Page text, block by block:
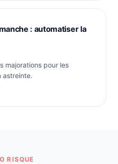
: automatiser la
majorations pour les
astreinte.
RISQUE